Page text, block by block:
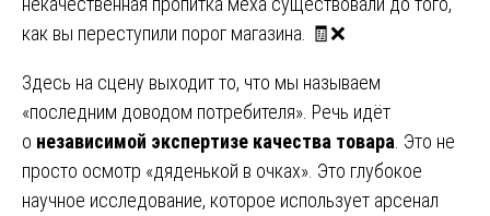
как вы переступили порог магазина. 🧾❌
Здесь на сцену выходит то, что мы называем
«последним доводом потребителя». Речь идёт
о независимой экспертизе качества товара . Это не
просто осмотр «дяденькой в очках». Это глубокое
научное исследование, которое использует арсенал